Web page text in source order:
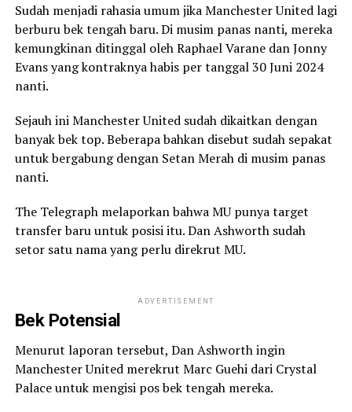
Sudah menjadi rahasia umum jika Manchester United lagi
berburu bek tengah baru. Di musim panas nanti, mereka
kemungkinan ditinggal oleh Raphael Varane dan Jonny
Evans yang kontraknya habis per tanggal 30 Juni 2024
nanti.
Sejauh ini Manchester United sudah dikaitkan dengan
banyak bek top. Beberapa bahkan disebut sudah sepakat
untuk bergabung dengan Setan Merah di musim panas
nanti.
The Telegraph melaporkan bahwa MU punya target
transfer baru untuk posisi itu. Dan Ashworth sudah
setor satu nama yang perlu direkrut MU.
ADVERTISEMENT
Bek Potensial
Menurut laporan tersebut, Dan Ashworth ingin
Manchester United merekrut Marc Guehi dari Crystal
Palace untuk mengisi pos bek tengah mereka.